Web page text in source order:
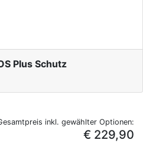
Plus Schutz
inkl. gewählter Optionen:
€ 229,90